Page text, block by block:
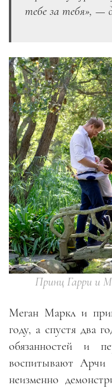
тебе за тебя», —
Принц Гарри и
Меган Маркл и
году, а спустя два
обязанностей и
воспитывают
неизменно